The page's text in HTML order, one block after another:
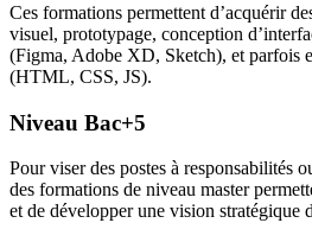
Ces formations permettent d’acquérir
visuel, prototypage, conception
(Figma, Adobe XD, Sketch), et parfois
(HTML, CSS, JS).
Niveau Bac+5
Pour viser des postes à responsabilités
des formations de niveau master
et de développer une vision stratégique